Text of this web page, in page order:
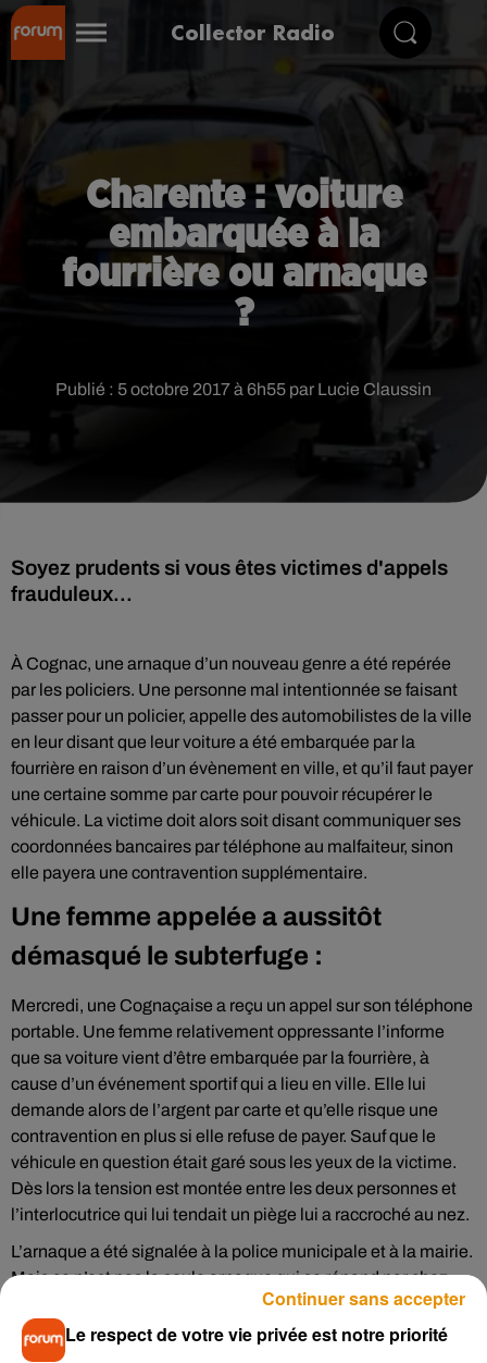
Collector Radio
Charente : voiture
embarquée à la
fourrière ou arnaque
?
Publié : 5 octobre 2017 à 6h55 par Lucie Claussin
Soyez prudents si vous êtes victimes d'appels
frauduleux...
À Cognac, une arnaque d’un nouveau genre a été repérée
par les policiers. Une personne mal intentionnée se faisant
passer pour un policier, appelle des automobilistes de la ville
en leur disant que leur voiture a été embarquée par la
fourrière en raison d’un évènement en ville, et qu’il faut payer
une certaine somme par carte pour pouvoir récupérer le
véhicule. La victime doit alors soit disant communiquer ses
coordonnées bancaires par téléphone au malfaiteur, sinon
elle payera une contravention supplémentaire.
Une femme appelée a aussitôt
démasqué le subterfuge :
Mercredi, une Cognaçaise a reçu un appel sur son téléphone
portable. Une femme relativement oppressante l’informe
que sa voiture vient d’être embarquée par la fourrière, à
cause d’un événement sportif qui a lieu en ville. Elle lui
demande alors de l’argent par carte et qu’elle risque une
contravention en plus si elle refuse de payer. Sauf que le
véhicule en question était garé sous les yeux de la victime.
Dès lors la tension est montée entre les deux personnes et
l’interlocutrice qui lui tendait un piège lui a raccroché au nez.
L’arnaque a été signalée à la police municipale et à la mairie.
Mais ce n’est pas la seule arnaque qui se répand par chez
Arnaques à l'irlandaise :
Le respect de votre vie privée est notre priorité
Continuer sans accepter